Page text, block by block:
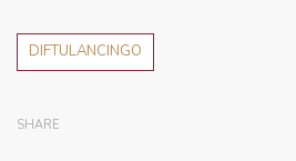
DIFTULANCINGO
SHARE